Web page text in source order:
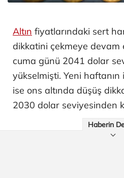
Altın fiyatlarındaki sert
dikkatini çekmeye devam
cuma günü 2041 dolar
yükselmişti. Yeni
ise ons altında düşüş
2030 dolar seviyesinden
Haberin